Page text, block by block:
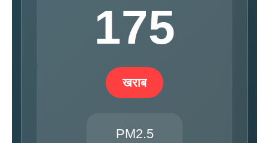
175
खराब
PM2.5